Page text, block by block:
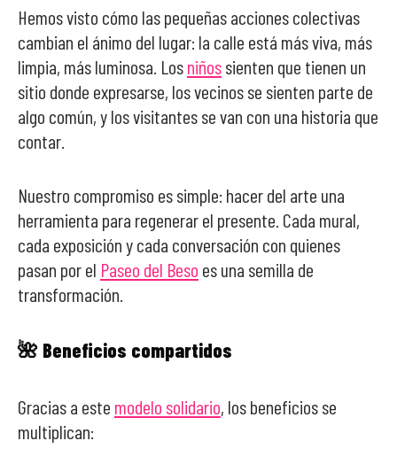
Hemos visto cómo las pequeñas acciones colectivas
cambian el ánimo del lugar: la calle está más viva, más
limpia, más luminosa. Losniñossienten que tienen un
sitio donde expresarse, los vecinos se sienten parte de
algo común, y los visitantes se van con una historia que
contar.
Nuestro compromiso es simple: hacer del arte una
herramienta para regenerar el presente. Cada mural,
cada exposición y cada conversación con quienes
pasan por el Paseo del Beso es una semilla de
transformación.
🌺 Beneficios compartidos
Gracias a este modelo solidario, los beneficios se
multiplican: